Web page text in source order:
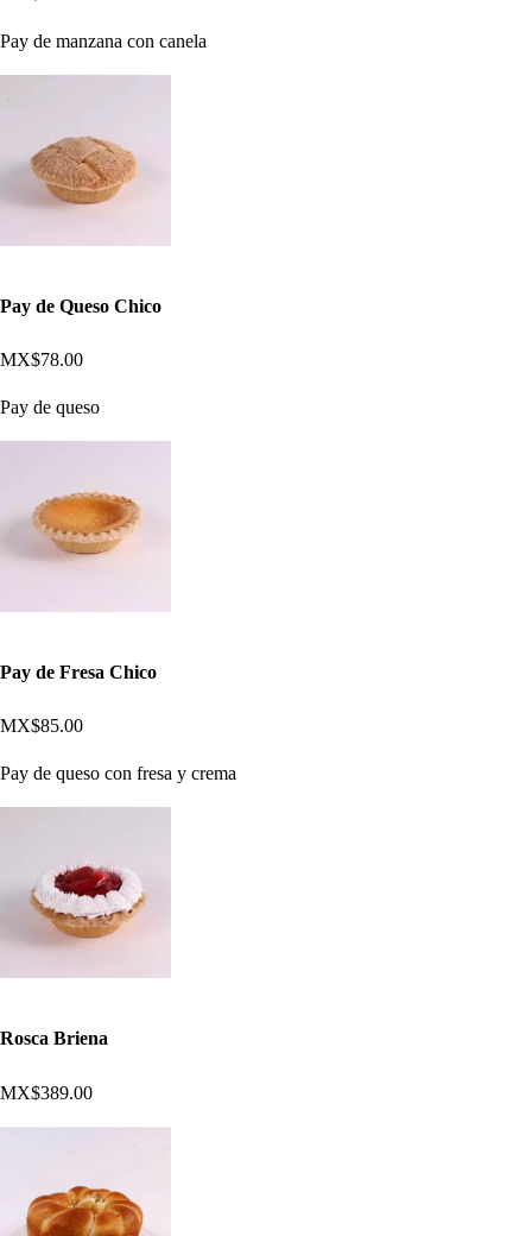
Pay de manzana con canela
Pay de Queso Chico
MX$78.00
Pay de queso
Pay de Fresa Chico
MX$85.00
Pay de queso con fresa y crema
Rosca Briena
MX$389.00